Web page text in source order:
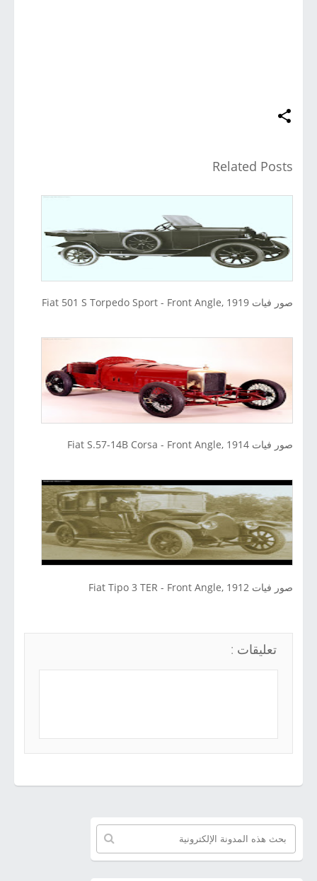
Related Posts
صور فيات Fiat 501 S Torpedo Sport - Front Angle, 1919
صور فيات Fiat S.57-14B Corsa - Front Angle, 1914
صور فيات Fiat Tipo 3 TER - Front Angle, 1912
تعليقات :